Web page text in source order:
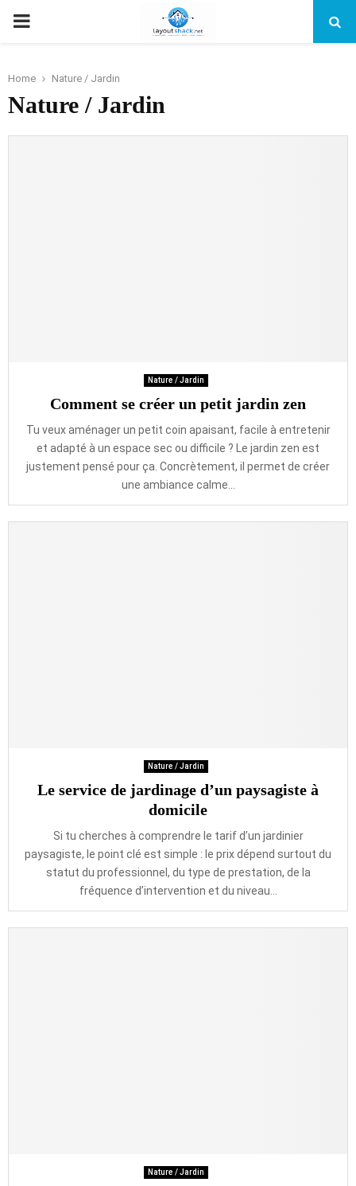
PRIMARY
Home Nature / Jardin
Nature / Jardin
Nature / Jardin
Comment se créer un petit jardin zen
Tu veux aménager un petit coin apaisant, facile à entretenir
et adapté à un espace sec ou difficile ? Le jardin zen est
justement pensé pour ça. Concrètement, il permet de créer
une ambiance calme...
Nature / Jardin
Le service de jardinage d’un paysagiste à
domicile
Si tu cherches à comprendre le tarif d’un jardinier
paysagiste, le point clé est simple : le prix dépend surtout du
statut du professionnel, du type de prestation, de la
fréquence d’intervention et du niveau...
Nature / Jardin